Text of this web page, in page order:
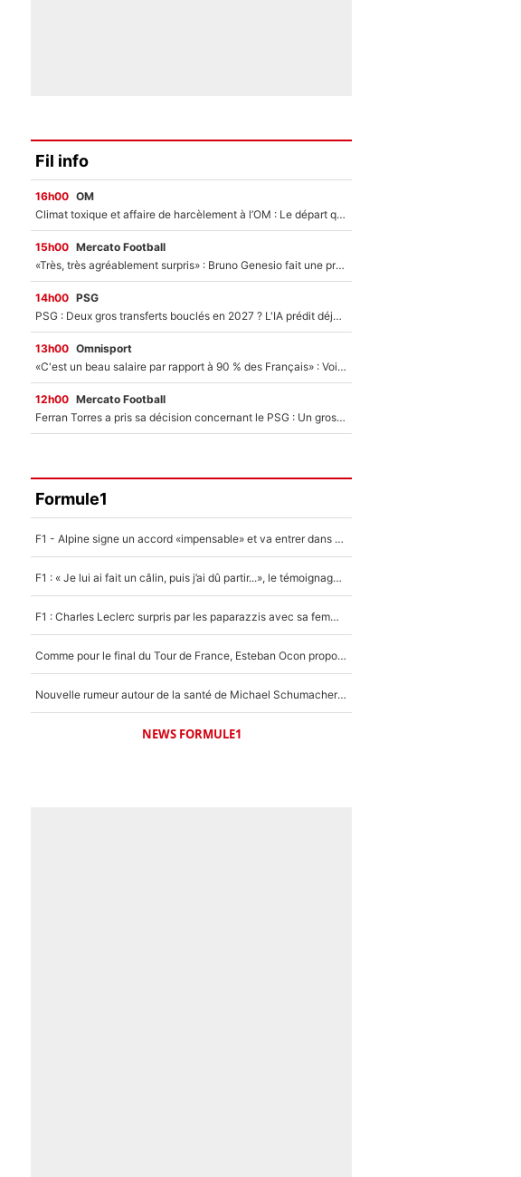
Fil info
16h00 OM
Climat toxique et affaire de harcèlement à l’OM : Le départ qui soulage le vestiaire de Bruno Genesio
15h00 Mercato Football
«Très, très agréablement surpris» : Bruno Genesio fait une promesse pour la suite du mercato de l’OM et rassure les supporters
14h00 PSG
PSG : Deux gros transferts bouclés en 2027 ? L'IA prédit déjà les deux joueurs qui pourraient rejoindre Luis Enrique !
13h00 Omnisport
«C'est un beau salaire par rapport à 90 % des Français» : Voilà combien touchait Nelson Monfort sur France Télévisions avant de rejoindre CNews
12h00 Mercato Football
Ferran Torres a pris sa décision concernant le PSG : Un gros club étranger prêt à relancer le feuilleton pour la signature du champion du monde 2026 !
Formule1
F1 - Alpine signe un accord «impensable» et va entrer dans une nouvelle dimension : Grande nouvelle pour Pierre Gasly !
F1 : « Je lui ai fait un câlin, puis j’ai dû partir...», le témoignage émouvant de Max Verstappen sur sa fille
F1 : Charles Leclerc surpris par les paparazzis avec sa femme, les rumeurs étaient vraies !
Comme pour le final du Tour de France, Esteban Ocon propose un Grand Prix de Formule 1 à Paris : «Autour de l’Arc de Triomphe, ce serait génial» !
Nouvelle rumeur autour de la santé de Michael Schumacher : Sa femme Corinna sort du silence
NEWS FORMULE1